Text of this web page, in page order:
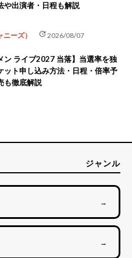
や出演者・日程も解説
ーズ） update2026/08/07
ン ライブ2027 当落】当選率を独
ット申し込み方法・日程・倍率予
も徹底解説
ジャンル
→
→